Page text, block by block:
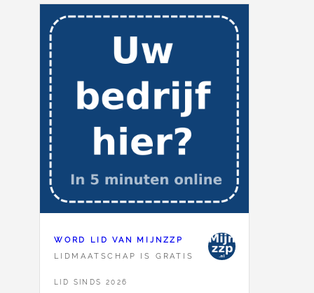
WORD LID VAN MIJNZZP
LIDMAATSCHAP IS GRATIS
LID SINDS 2026